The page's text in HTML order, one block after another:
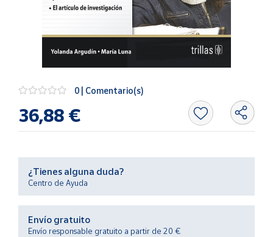
vendedores
novedades
de Correos
Market
Ayuda
Centro
de ayuda
0 | Comentario(s)
36,88 €
¿Tienes alguna duda?
Centro de Ayuda
Envío gratuito
Envío responsable gratuito a partir de 20 €